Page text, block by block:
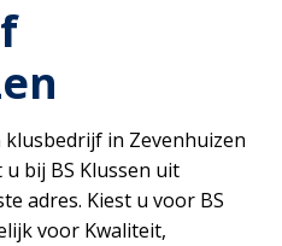
in Zevenhuizen
bij BS Klussen uit
adres. Kiest u voor BS
voor Kwaliteit,